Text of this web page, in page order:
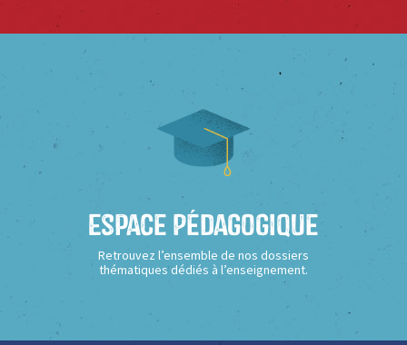
Espace Pédagogique
Retrouvez l’ensemble de nos dossiers
thématiques dédiés à l’enseignement.